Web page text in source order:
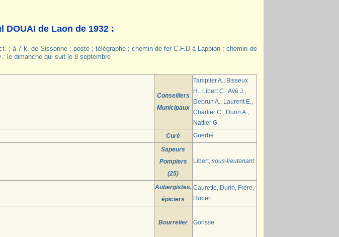
DOUAI de Laon de 1932 :
; à 7 k. de Sissonne ; poste ; télégraphe ; chemin de fer C.F.D à Lappion ; chemin de
: le dimanche qui suit le 8 septembre
Conseillers
Municipaux
Tamplier A., Bisseux
H., Libert C., Avé J.,
Debrun A., Laurent E.,
Charlier C., Durin A.,
Nattier G.
Curé Guerbé
Sapeurs
Pompiers
(25)
Libert, sous-lieutenant
Aubergistes,
épiciers
Caurette, Durin, Frère,
Hubert
Bourrelier Gorisse